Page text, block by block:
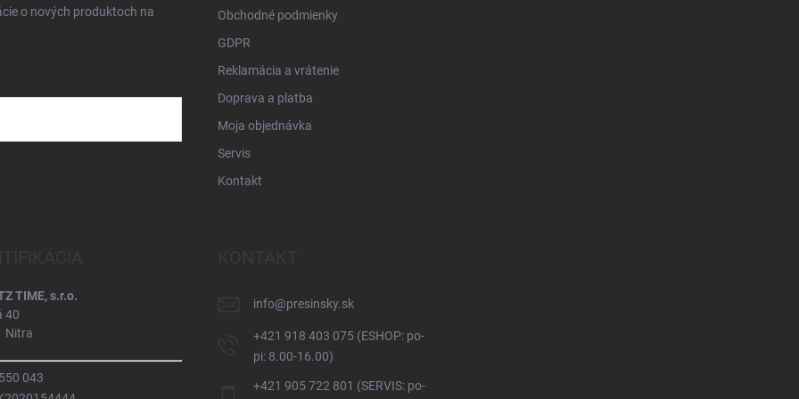
o nových produktoch na
Obchodné podmienky
GDPR
Reklamácia a vrátenie
Doprava a platba
Moja objednávka
Servis
Kontakt
TIME, s.r.o.
40
Nitra
043
info@presinsky.sk
+421 918 403 075 (ESHOP: po-
pi: 8.00-16.00)
+421 905 722 801 (SERVIS: po-